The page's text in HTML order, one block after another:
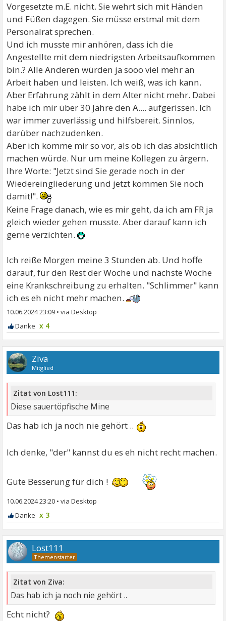
Vorgesetzte m.E. nicht. Sie wehrt sich mit Händen
und Füßen dagegen. Sie müsse erstmal mit dem
Personalrat sprechen.
Und ich musste mir anhören, dass ich die
Angestellte mit dem niedrigsten Arbeitsaufkommen
bin.? Alle Anderen würden ja sooo viel mehr an
Arbeit haben und leisten. Ich weiß, was ich kann.
Aber Erfahrung zählt in dem Alter nicht mehr. Dabei
habe ich mir über 30 Jahre den A.... aufgerissen. Ich
war immer zuverlässig und hilfsbereit. Sinnlos,
darüber nachzudenken.
Aber ich komme mir so vor, als ob ich das absichtlich
machen würde. Nur um meine Kollegen zu ärgern.
Ihre Worte: "Jetzt sind Sie gerade noch in der
Wiedereingliederung und jetzt kommen Sie noch
damit!".
Keine Frage danach, wie es mir geht, da ich am FR ja
gleich wieder gehen musste. Aber darauf kann ich
gerne verzichten.
Ich reiße Morgen meine 3 Stunden ab. Und hoffe
darauf, für den Rest der Woche und nächste Woche
eine Krankschreibung zu erhalten. "Schlimmer" kann
ich es eh nicht mehr machen.
10.06.2024 23:09 •
x 4
Ziva
Mitglied
Zitat von Lost111:
Diese sauertöpfische Mine
Das hab ich ja noch nie gehört ..
Ich denke, "der" kannst du es eh nicht recht machen.
Gute Besserung für dich !
10.06.2024 23:20 •
x 3
Lost111
Zitat von Ziva:
Das hab ich ja noch nie gehört ..
Echt nicht?